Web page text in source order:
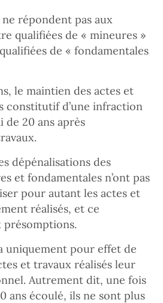
répondent pas aux
qualifiées de « mineures »
de « fondamentales
le maintien des actes et
constitutif d’une infraction
de 20 ans après
dépénalisations des
et fondamentales n’ont pas
pour autant les actes et
réalisés, et ce
uniquement pour effet de
et travaux réalisés leur
Autrement dit, une fois
ans écoulé, ils ne sont plus